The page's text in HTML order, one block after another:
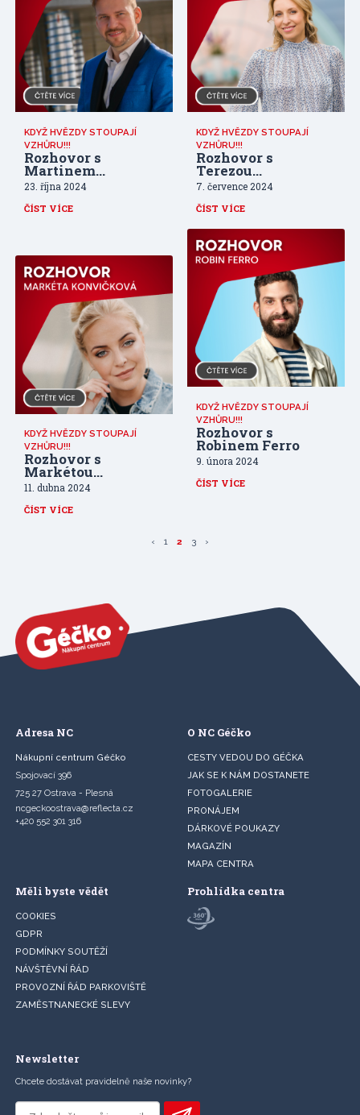
KDYŽ HVĚZDY STOUPAJÍ
VZHŮRU!!!
Rozhovor s
Martinem
Chodúrem
23. října 2024
ČÍST VÍCE
KDYŽ HVĚZDY STOUPAJÍ
VZHŮRU!!!
Rozhovor s
Terezou
Bebarovou
7. července 2024
ČÍST VÍCE
KDYŽ HVĚZDY STOUPAJÍ
VZHŮRU!!!
Rozhovor s
Markétou
Konvičkovou
11. dubna 2024
ČÍST VÍCE
KDYŽ HVĚZDY STOUPAJÍ
VZHŮRU!!!
Rozhovor s
Robinem Ferro
9. února 2024
ČÍST VÍCE
‹ 1 2 3 ›
Adresa NC
Nákupní centrum Géčko
Spojovací 396
725 27 Ostrava - Plesná
ncgeckoostrava@reflecta.cz
+420 552 301 316
O NC Géčko
CESTY VEDOU DO GÉČKA
JAK SE K NÁM DOSTANETE
FOTOGALERIE
PRONÁJEM
DÁRKOVÉ POUKAZY
MAGAZÍN
MAPA CENTRA
Měli byste vědět
COOKIES
GDPR
PODMÍNKY SOUTĚŽÍ
NÁVŠTĚVNÍ ŘÁD
PROVOZNÍ ŘÁD PARKOVIŠTĚ
ZAMĚSTNANECKÉ SLEVY
Prohlídka centra
Newsletter
Chcete dostávat pravidelně naše novinky?